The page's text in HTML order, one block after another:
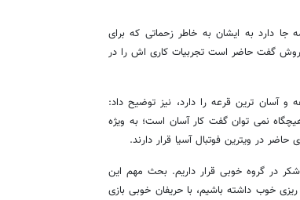
دارد به ایشان به خاطر زحماتی که برای
روش گفت حاضر است تجربیات کاری اش را در
آسان ترین قرعه را دارد، نیز توضیح داد:
نمی توان گفت کار آسان است؛ به ویژه
در ویترین فوتبال آسیا قرار دارند.
در گروه خوبی قرار داریم. بحث مهم این
خوب داشته باشیم، با حریفان خوبی بازی